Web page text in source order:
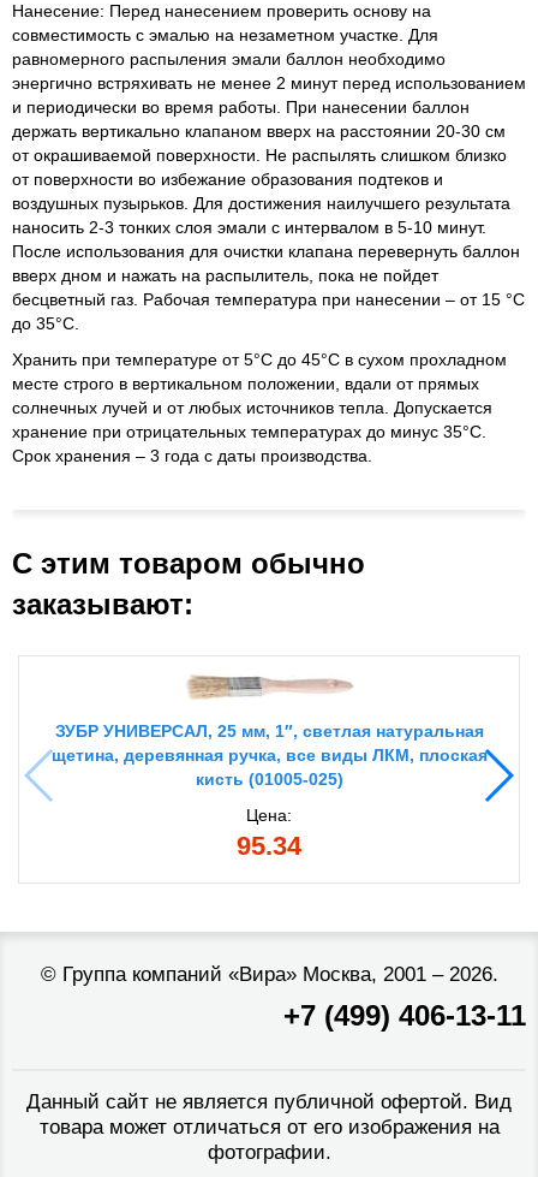
Нанесение: Перед нанесением проверить основу на
совместимость с эмалью на незаметном участке. Для
равномерного распыления эмали баллон необходимо
энергично встряхивать не менее 2 минут перед использованием
и периодически во время работы. При нанесении баллон
держать вертикально клапаном вверх на расстоянии 20-30 см
от окрашиваемой поверхности. Не распылять слишком близко
от поверхности во избежание образования подтеков и
воздушных пузырьков. Для достижения наилучшего результата
наносить 2-3 тонких слоя эмали с интервалом в 5-10 минут.
После использования для очистки клапана перевернуть баллон
вверх дном и нажать на распылитель, пока не пойдет
бесцветный газ. Рабочая температура при нанесении – от 15 °С
до 35°С.
Хранить при температуре от 5°С до 45°С в сухом прохладном
месте строго в вертикальном положении, вдали от прямых
солнечных лучей и от любых источников тепла. Допускается
хранение при отрицательных температурах до минус 35°С.
Срок хранения – 3 года с даты производства.
С этим товаром обычно
заказывают:
ЗУБР УНИВЕРСАЛ, 25 мм, 1″, светлая натуральная
щетина, деревянная ручка, все виды ЛКМ, плоская
кисть (01005-025)
Цена:
95.34
© Группа компаний «Вира»Москва, 2001 – 2026.
+7 (499) 406-13-11
Данный сайт не является публичной офертой. Вид
товара может отличаться от его изображения на
фотографии.